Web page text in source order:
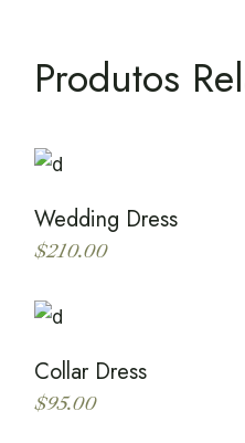
Produtos
Wedding Dress
$210.00
Collar Dress
$95.00